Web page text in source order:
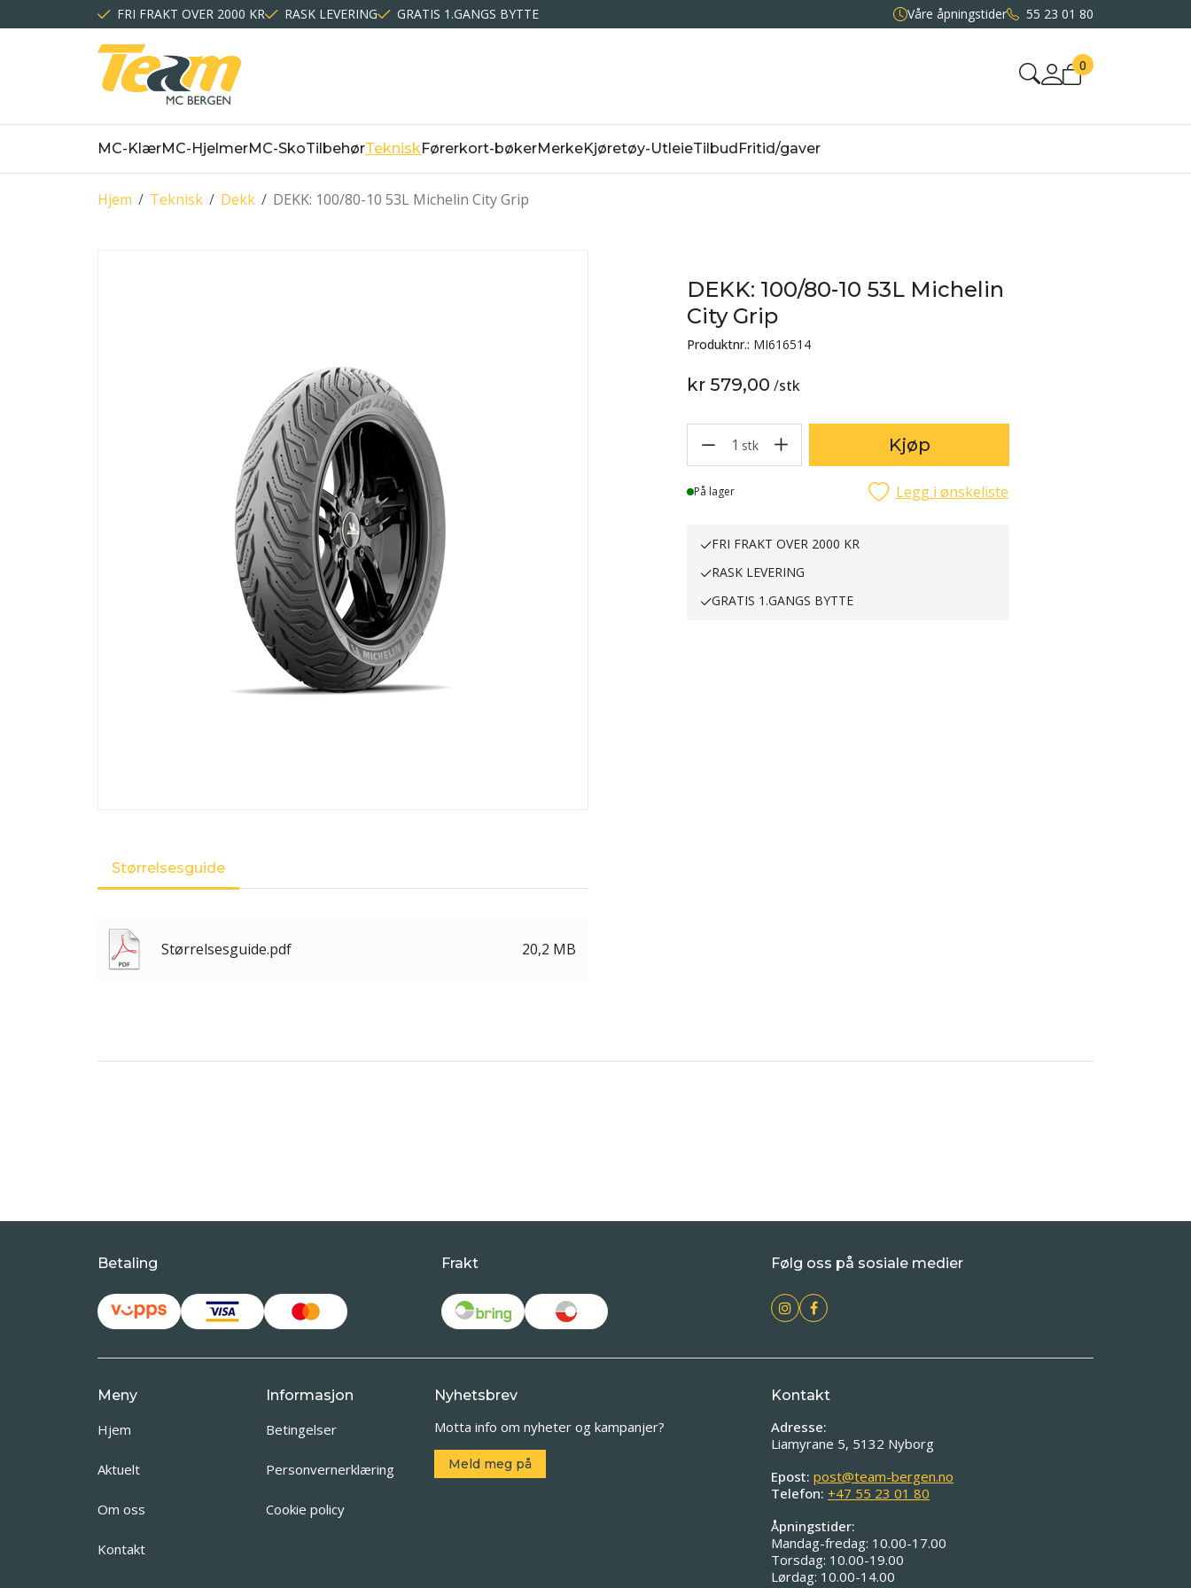
FRI FRAKT OVER 2000 KR RASK LEVERING GRATIS 1.GANGS BYTTE Våre åpningstider 55 23 01 80
0
MC-KlærMC-HjelmerMC-SkoTilbehørTekniskFørerkort-bøkerMerkeKjøretøy-UtleieTilbud Fritid/gaver
/
Hjem /
Teknisk /
Dekk DEKK: 100/80-10 53L Michelin City Grip
DEKK: 100/80-10 53L Michelin
City Grip
Produktnr.: MI616514
kr 579,00 /stk
1 stk Kjøp
Lager
På lager Legg i ønskeliste
FRI FRAKT OVER 2000 KR
RASK LEVERING
GRATIS 1.GANGS BYTTE
Størrelsesguide
Størrelsesguide.pdf 20,2 MB
Betaling Frakt Følg oss på sosiale medier
Meny
Hjem
Aktuelt
Om oss
Kontakt
Informasjon
Betingelser
Personvernerklæring
Cookie policy
Nyhetsbrev
Motta info om nyheter og kampanjer?
Meld meg på
Kontakt
Adresse:
Liamyrane 5, 5132 Nyborg
Epost: post@team-bergen.no
Telefon: +47 55 23 01 80
Åpningstider:
Mandag-fredag: 10.00-17.00
Torsdag: 10.00-19.00
Lørdag: 10.00-14.00